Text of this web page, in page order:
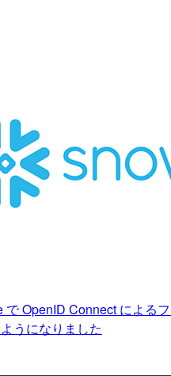
で OpenID Connect による
うになりました